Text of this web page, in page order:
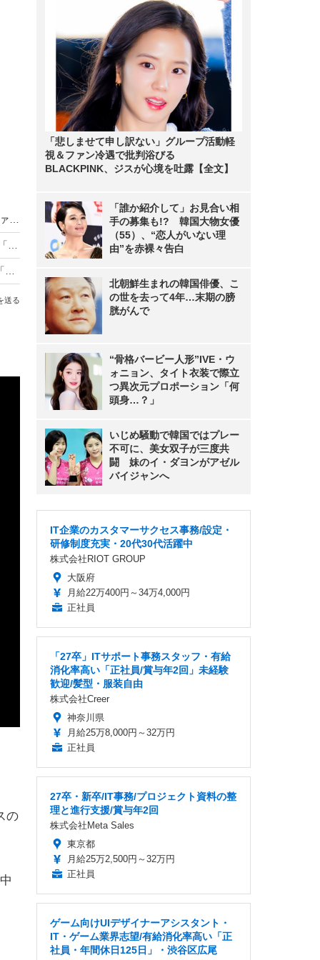
送る
の
「悲しませて申し訳ない」グループ活動軽
視＆ファン冷遇で批判浴びる
BLACKPINK、ジスが心境を吐露【全文】
「誰か紹介して」お見合い相
手の募集も!? 韓国大物女優
（55）、“恋人がいない理
由”を赤裸々告白
北朝鮮生まれの韓国俳優、こ
の世を去って4年…末期の膀
胱がんで
“骨格バービー人形”IVE・ウ
ォニョン、タイト衣装で際立
つ異次元プロポーション「何
頭身…？」
いじめ騒動で韓国ではプレー
不可に、美女双子が三度共
闘 妹のイ・ダヨンがアゼル
バイジャンへ
IT企業のカスタマーサクセス事務/設定・
研修制度充実・20代30代活躍中
株式会社RIOT GROUP
大阪府
月給22万400円～34万4,000円
正社員
「27卒」ITサポート事務スタッフ・有給
消化率高い「正社員/賞与年2回」未経験
歓迎/髪型・服装自由
株式会社Creer
神奈川県
月給25万8,000円～32万円
正社員
27卒・新卒/IT事務/プロジェクト資料の整
理と進行支援/賞与年2回
株式会社Meta Sales
東京都
月給25万2,500円～32万円
正社員
ゲーム向けUIデザイナーアシスタント・
IT・ゲーム業界志望/有給消化率高い「正
社員・年間休日125日」・渋谷区広尾